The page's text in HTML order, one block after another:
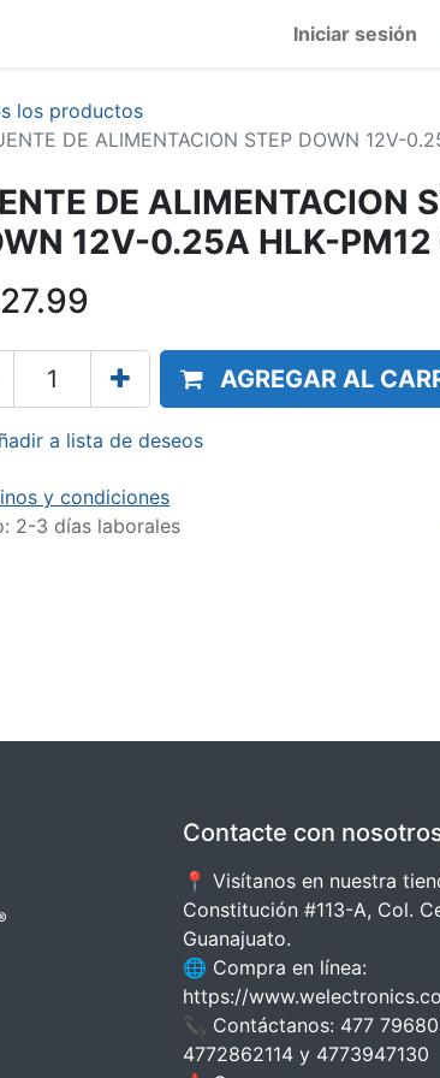
Iniciar sesión
los productos
DE ALIMENTACION STEP DOWN 12V-
DE ALIMENTACION
12V-0.25A HLK-
AGREGAR AL
a lista de deseos
y condiciones
2-3 días laborales
Contacte con
📍 Visítanos en nuestra
Constitución #113-A, Col.
Guanajuato.
🌐 Compra en línea:
https://
📞 Contáctanos: 477
4772862114 y 4773947130